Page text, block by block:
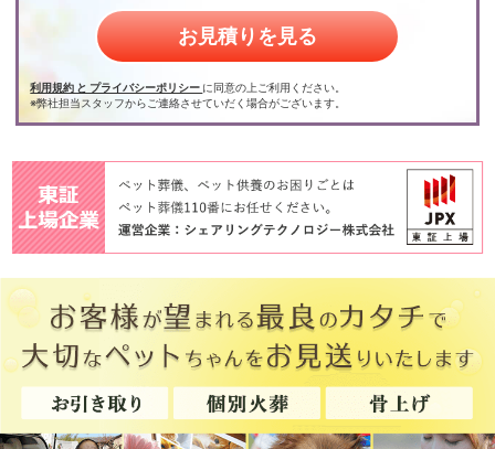
お見積りを見る
利用規約 と プライバシーポリシー に同意の上ご利⽤ください。
※弊社担当スタッフからご連絡させていだく場合がございます。